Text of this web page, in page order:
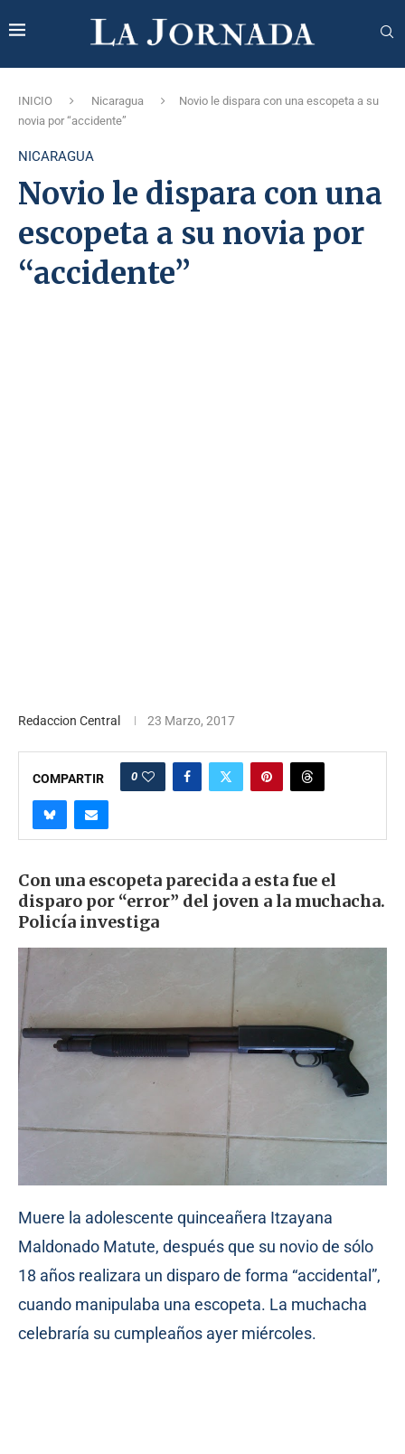
INICIO Nicaragua
Novio le dispara con una escopeta a su
novia por “accidente”
NICARAGUA
Novio le dispara con una
escopeta a su novia por
“accidente”
Redaccion Central 23 Marzo, 2017
COMPARTIR 0
Con una escopeta parecida a esta fue el
disparo por “error” del joven a la muchacha.
Policía investiga
Muere la adolescente quinceañera Itzayana
Maldonado Matute, después que su novio de sólo
18 años realizara un disparo de forma “accidental”,
cuando manipulaba una escopeta. La muchacha
celebraría su cumpleaños ayer miércoles.